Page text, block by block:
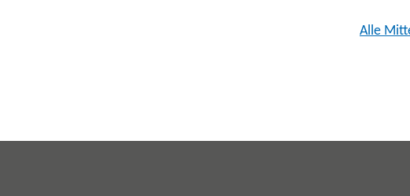
Alle